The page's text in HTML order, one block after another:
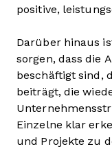
positive,
Darüber hinaus
sorgen, dass die
beschäftigt sind,
beiträgt, die
Einzelne klar
und Projekte zu